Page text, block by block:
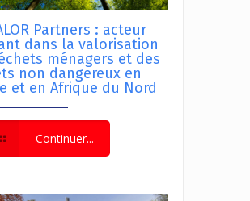
Partners : acteur
dans la valorisation
ménagers et des
non dangereux en
et en Afrique du Nord
Continuer...